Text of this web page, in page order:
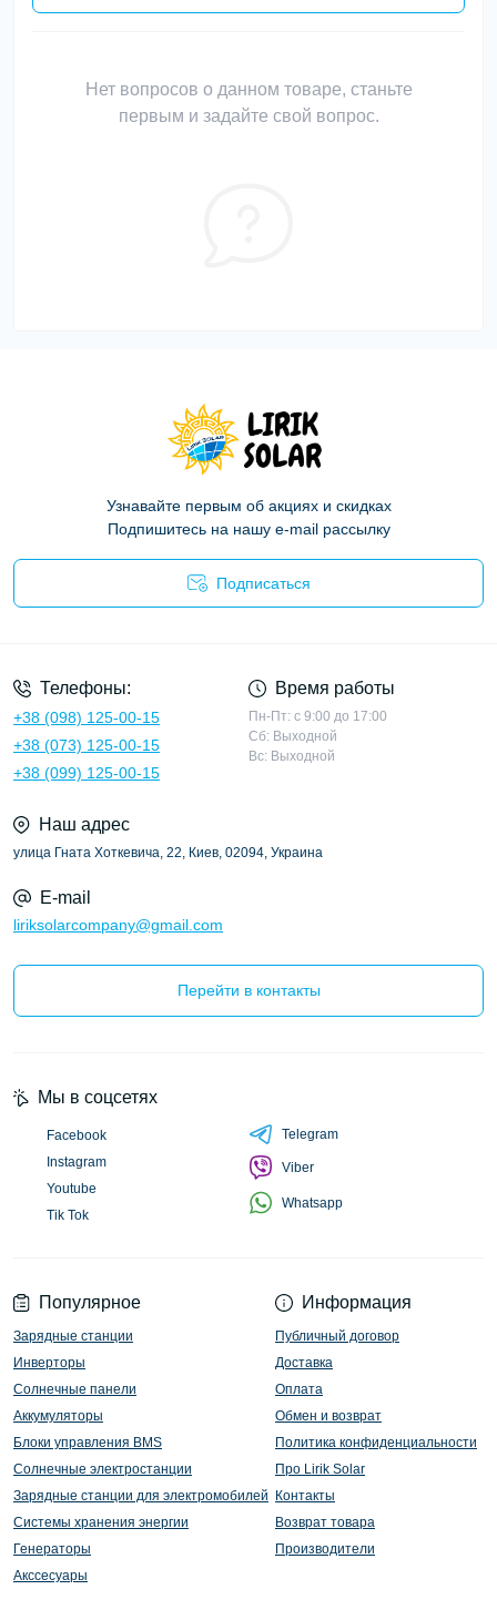
Нет вопросов о данном товаре, станьте
первым и задайте свой вопрос.
Узнавайте первым об акциях и скидках
Подпишитесь на нашу e-mail рассылку
Подписаться
Телефоны:
+38 (098) 125-00-15
+38 (073) 125-00-15
+38 (099) 125-00-15
Время работы
Пн-Пт: с 9:00 до 17:00
Сб: Выходной
Вс: Выходной
Наш адрес
улица Гната Хоткевича, 22, Киев, 02094, Украина
E-mail
liriksolarcompany@gmail.com
Перейти в контакты
Популярное
Зарядные станции
Инверторы
Солнечные панели
Аккумуляторы
Блоки управления BMS
Солнечные электростанции
Зарядные станции для электромобилей
Системы хранения энергии
Генераторы
Акссесуары
Информация
Публичный договор
Доставка
Оплата
Обмен и возврат
Политика конфиденциальности
Про Lirik Solar
Контакты
Возврат товара
Производители
Мы в соцсетях
Facebook
Instagram
Youtube
Tik Tok
Telegram
Viber
Whatsapp